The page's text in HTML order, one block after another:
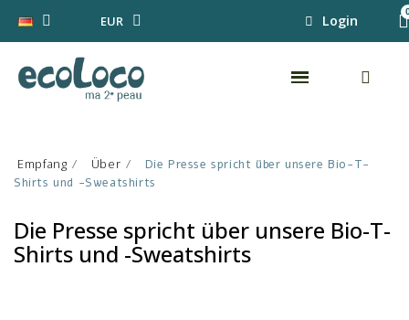
EUR Login
Empfang Über
Die Presse spricht über unsere Bio-T-
Shirts und -Sweatshirts
Die Presse spricht über unsere Bio-T-
Shirts und -Sweatshirts